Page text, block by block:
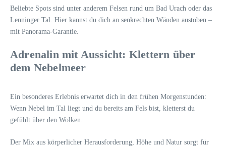
Beliebte Spots sind unter anderem Felsen rund um Bad Urach oder das
Lenninger Tal. Hier kannst du dich an senkrechten Wänden austoben –
mit Panorama-Garantie.
Adrenalin mit Aussicht: Klettern über
dem Nebelmeer
Ein besonderes Erlebnis erwartet dich in den frühen Morgenstunden:
Wenn Nebel im Tal liegt und du bereits am Fels bist, kletterst du
gefühlt über den Wolken.
Der Mix aus körperlicher Herausforderung, Höhe und Natur sorgt für